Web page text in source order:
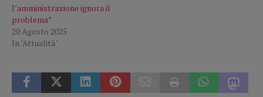
l’amministrazione ignora il
problema”
20 Agosto 2025
In "Attualità"